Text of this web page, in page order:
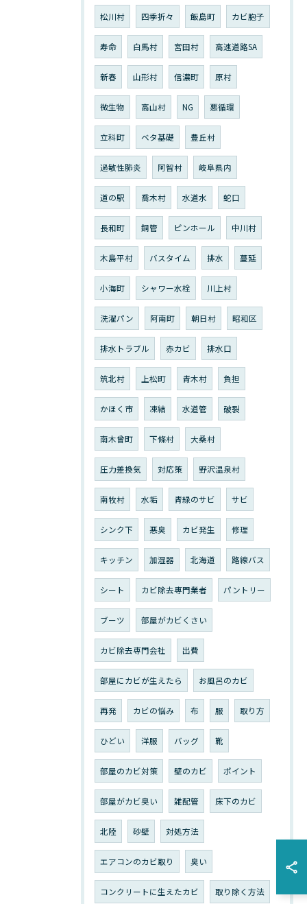
松川村 四季折々 飯島町 カビ胞子
寿命 白馬村 宮田村 高速道路SA
新春 山形村 信濃町 原村
微生物 高山村 NG 悪循環
立科町 ベタ基礎 豊丘村
過敏性肺炎 阿智村 岐阜県内
道の駅 喬木村 水道水 蛇口
長和町 銅管 ピンホール 中川村
木島平村 バスタイム 排水 蔓延
小海町 シャワー水栓 川上村
洗濯パン 阿南町 朝日村 昭和区
排水トラブル 赤カビ 排水口
筑北村 上松町 青木村 負担
かほく市 凍結 水道管 破裂
南木曾町 下條村 大桑村
圧力差換気 対応策 野沢温泉村
南牧村 水垢 青緑のサビ サビ
シンク下 悪臭 カビ発生 修理
キッチン 加湿器 北海道 路線バス
シート カビ除去専門業者 パントリー
ブーツ 部屋がカビくさい
カビ除去専門会社 出費
部屋にカビが生えたら お風呂のカビ
再発 カビの悩み 布 服 取り方
ひどい 洋服 バッグ 靴
部屋のカビ対策 壁のカビ ポイント
部屋がカビ臭い 雑配管 床下のカビ
北陸 砂壁 対処方法
エアコンのカビ取り 臭い
コンクリートに生えたカビ 取り除く方法